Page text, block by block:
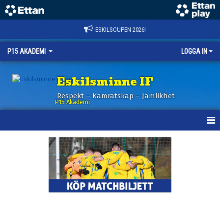
ESKILSCUPEN 2026!
P15 AKADEMI LOGGA IN
Eskilsminne IF
Respekt – Kamratskap – Jämlikhet
P15 Akademi